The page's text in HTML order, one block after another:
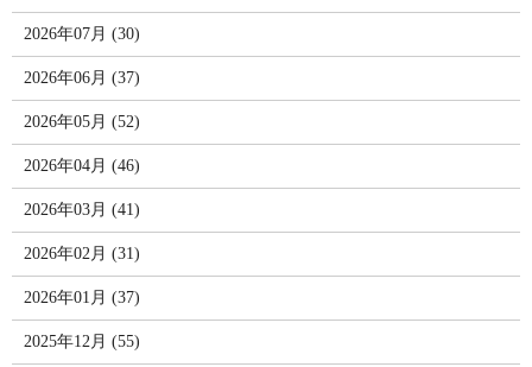
2026年07月 (30)
2026年06月 (37)
2026年05月 (52)
2026年04月 (46)
2026年03月 (41)
2026年02月 (31)
2026年01月 (37)
2025年12月 (55)